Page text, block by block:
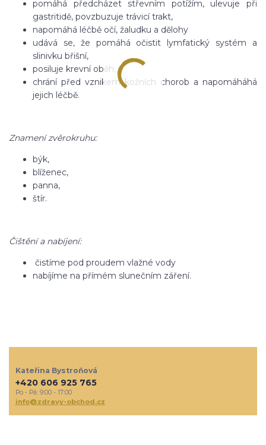
pomáhá předcházet střevním potížím, ulevuje při
gastritidě, povzbuzuje trávicí trakt,
napomáhá léčbě očí, žaludku a dělohy
udává se, že pomáhá očistit lymfatický systém a
slinivku břišní,
posiluje krevní oběh,
chrání před vznikem kožních chorob a napomáháhá
jejich léčbě.
Znamení zvěrokruhu:
býk,
blíženec,
panna,
štír.
Čištění a nabíjení:
čistíme pod proudem vlažné vody
nabíjíme na přímém slunečním záření.
Kateřina Bystroňová
+420 606 925 765
Po - Pá: 9:00 - 17:00
info@zdravy-obchod.cz